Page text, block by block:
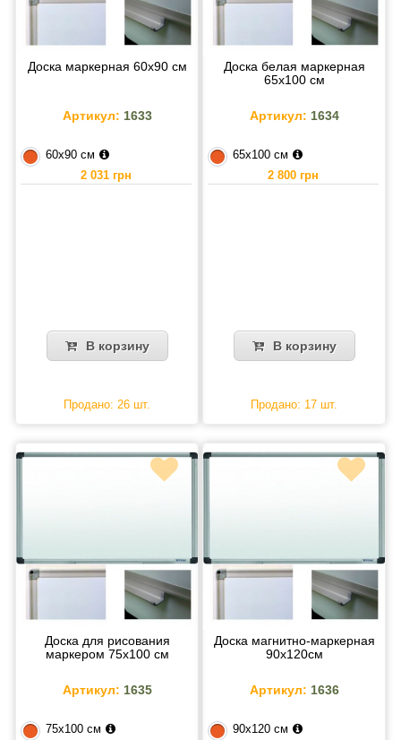
Доска маркерная 60х90 см
Артикул: 1633
60х90 см
2 031 грн
В корзину
Продано: 26 шт.
Доска белая маркерная
65х100 см
Артикул: 1634
65х100 см
2 800 грн
В корзину
Продано: 17 шт.
Доска для рисования
маркером 75х100 см
Артикул: 1635
75х100 см
Доска магнитно-маркерная
90х120см
Артикул: 1636
90х120 см